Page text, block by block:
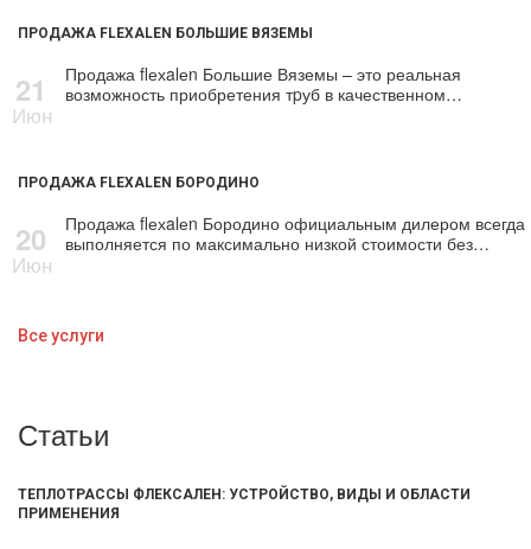
ПРОДАЖА FLEXALEN БОЛЬШИЕ ВЯЗЕМЫ
21
Июн
Продажа flехalеn Большие Вяземы – это реальная
возможность приобретения тpуб в качественном…
ПРОДАЖА FLEXALEN БОРОДИНО
20
Июн
Продажа flехalеn Бородино официальным дилером всегда
выполняется по максимально низкой стоимости без…
Все услуги
Статьи
ТЕПЛОТРАССЫ ФЛЕКСАЛЕН: УСТРОЙСТВО, ВИДЫ И ОБЛАСТИ
ПРИМЕНЕНИЯ